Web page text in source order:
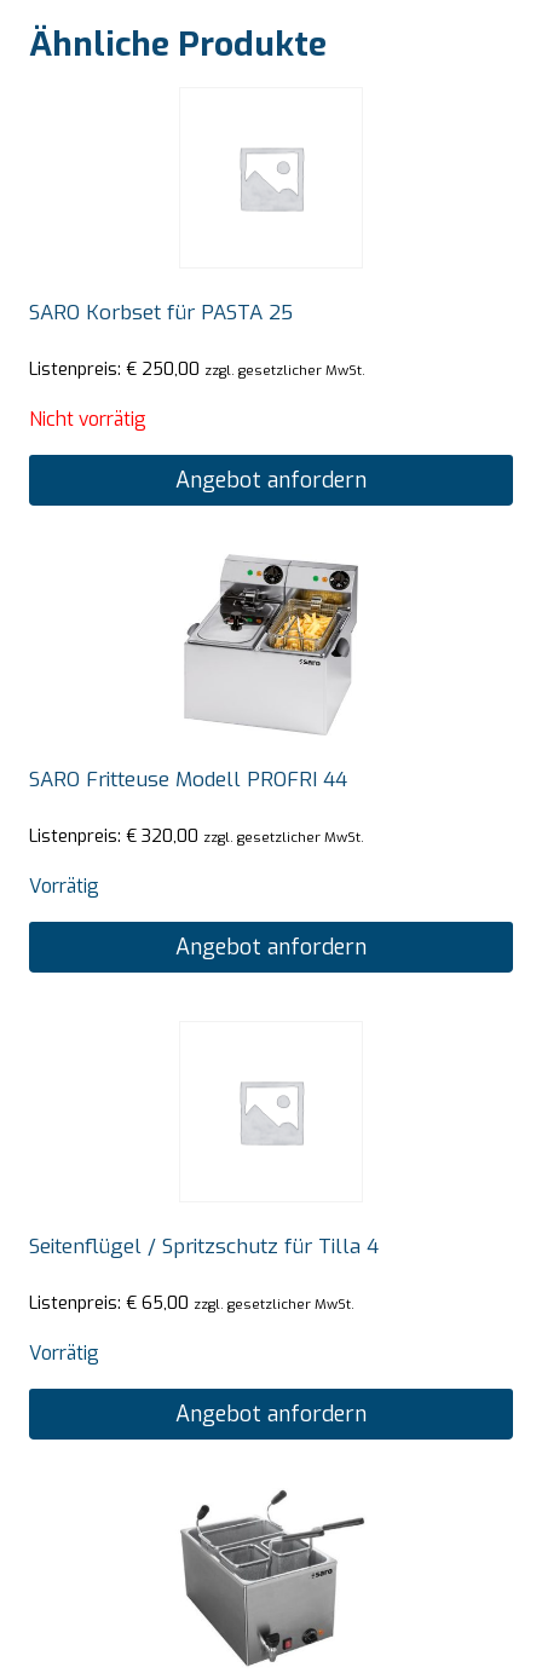
Ähnliche Produkte
SARO Korbset für PASTA 25
Listenpreis: € 250,00 zzgl. gesetzlicher MwSt.
Nicht vorrätig
Angebot anfordern
SARO Fritteuse Modell PROFRI 44
Listenpreis: € 320,00 zzgl. gesetzlicher MwSt.
Vorrätig
Angebot anfordern
Seitenflügel / Spritzschutz für Tilla 4
Listenpreis: € 65,00 zzgl. gesetzlicher MwSt.
Vorrätig
Angebot anfordern